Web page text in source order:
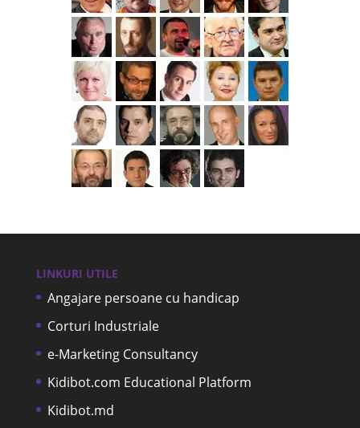
LINKURI UTILE
Angajare persoane cu handicap
Corturi Industriale
e-Marketing Consultancy
Kidibot.com Educational Platform
Kidibot.md